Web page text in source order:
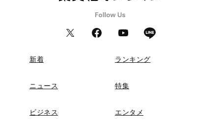
新着 ランキング
ニュース 特集
ビジネス エンタメ